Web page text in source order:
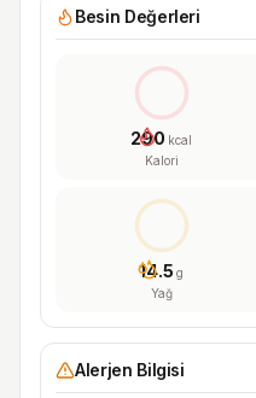
Besin Değerleri
290 kcal
Kalori
14.5 g
Yağ
Alerjen Bilgisi